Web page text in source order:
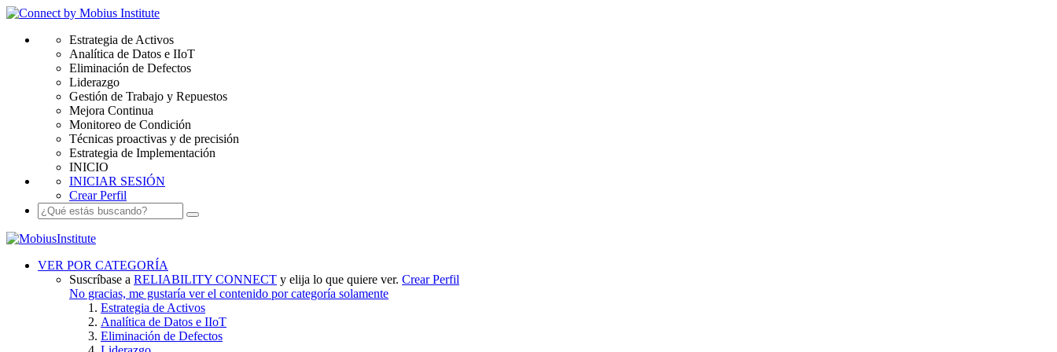
Estrategia de Activos
Analítica de Datos e IIoT
Eliminación de Defectos
Liderazgo
Gestión de Trabajo y Repuestos
Mejora Continua
Monitoreo de Condición
Técnicas proactivas y de precisión
Estrategia de Implementación
INICIO
INICIAR SESIÓN
Crear Perfil
VER POR CATEGORÍA
Suscríbase a RELIABILITY CONNECT y elija lo que quiere ver. Crear Perfil
No gracias, me gustaría ver el contenido por categoría solamente
Estrategia de Activos
Analítica de Datos e IIoT
Eliminación de Defectos